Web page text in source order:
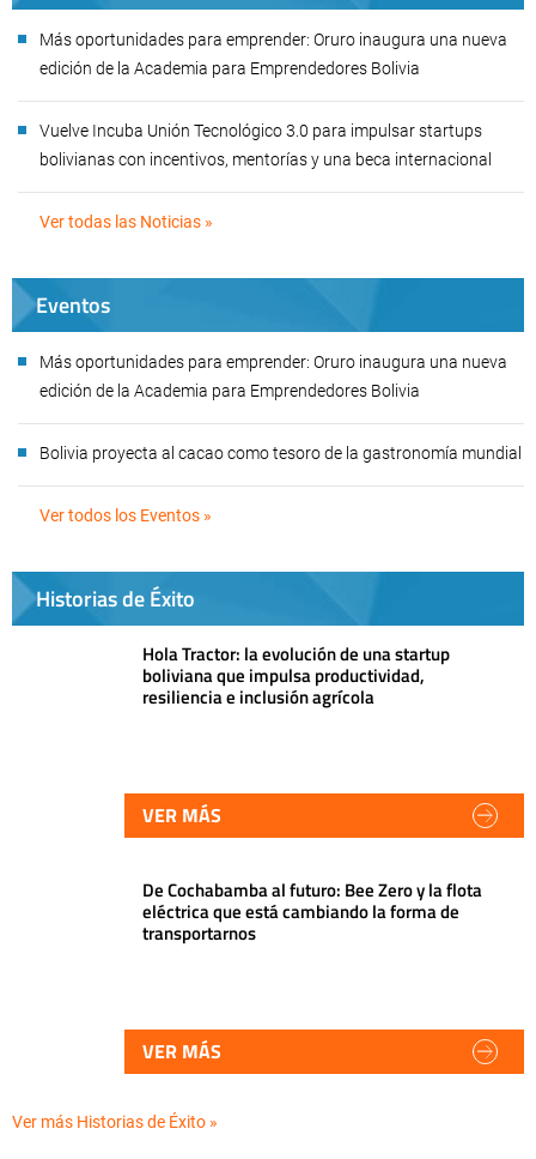
Más oportunidades para emprender: Oruro inaugura una nueva
edición de la Academia para Emprendedores Bolivia
Vuelve Incuba Unión Tecnológico 3.0 para impulsar startups
bolivianas con incentivos, mentorías y una beca internacional
Ver todas las Noticias »
Eventos
Más oportunidades para emprender: Oruro inaugura una nueva
edición de la Academia para Emprendedores Bolivia
Bolivia proyecta al cacao como tesoro de la gastronomía mundial
Ver todos los Eventos »
Historias de Éxito
Hola Tractor: la evolución de una startup
boliviana que impulsa productividad,
resiliencia e inclusión agrícola
VER MÁS
De Cochabamba al futuro: Bee Zero y la flota
eléctrica que está cambiando la forma de
transportarnos
VER MÁS
Ver más Historias de Éxito »